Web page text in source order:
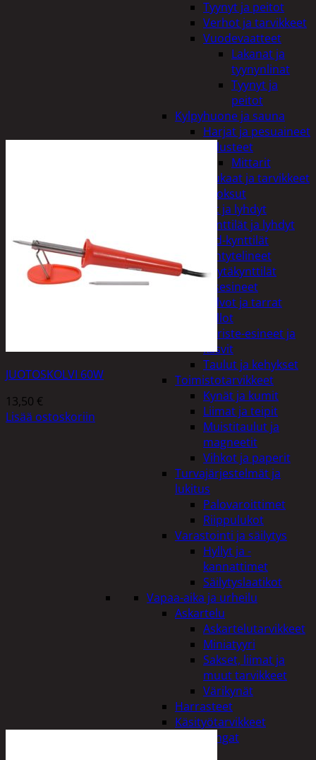
Tyynyt ja peitot
Verhot ja tarvikkeet
Vuodevaatteet
Lakanat ja
tyynynlinat
Tyynyt ja
peitot
Kylpyhuone ja sauna
Harjat ja pesuaineet
Kalusteet
Mittarit
Kiukaat ja tarvikkeet
Tuoksut
Kynttilät ja lyhdyt
Kynttilät ja lyhdyt
Led-kynttilät
Lyhtytelineet
Pöytäkynttilät
Sisustusesineet
Kalvot ja tarrat
Kellot
Koriste-esineet ja
kasvit
Taulut ja kehykset
Toimistotarvikkeet
Kynät ja kumit
Liimat ja teipit
Muistitaulut ja
magneetit
Vihkot ja paperit
Turvajärjestelmät ja
lukitus
Palovaroittimet
Riippulukot
Varastointi ja säilytys
Hyllyt ja -
kannattimet
Säilytyslaatikot
Vapaa-aika ja urheilu
Askartelu
Askartelutarvikkeet
Miniatyyri
Sakset, liimat ja
muut tarvikkeet
Värikynät
Harrasteet
Käsityötarvikkeet
Langat
JUOTOSKOLVI 60W
13,50 €
Lisää ostoskoriin